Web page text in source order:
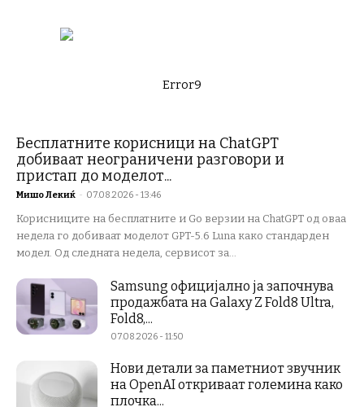
Error9
Бесплатните корисници на ChatGPT
добиваат неограничени разговори и
пристап до моделот...
Мишо Лекиќ - 07.08.2026 - 13:46
Корисниците на бесплатните и Go верзии на ChatGPT од оваа
недела го добиваат моделот GPT-5.6 Luna како стандарден
модел. Од следната недела, сервисот за...
Samsung официјално ја започнува
продажбата на Galaxy Z Fold8 Ultra,
Fold8,...
07.08.2026 - 11:50
Нови детали за паметниот звучник
на OpenAI откриваат големина како
плочка...